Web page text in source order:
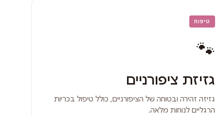
טיפוח
🐾
גזיזת ציפורניים
גזיזה זהירה ובטוחה של הציפורניים, כולל טיפול בכריות
הרגליים לנוחות מלאה.